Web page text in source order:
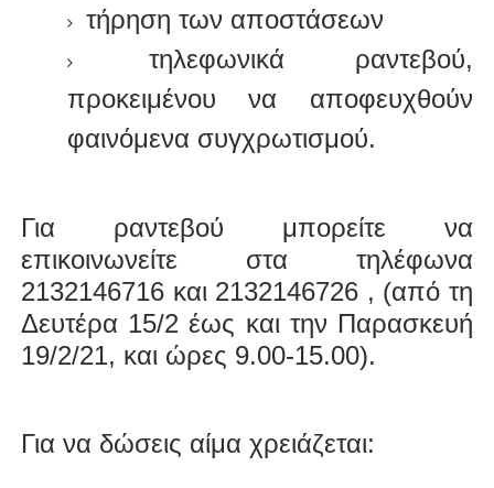
τήρηση των αποστάσεων
τηλεφωνικά ραντεβού,
προκειμένου να αποφευχθούν
φαινόμενα συγχρωτισμού.
Για ραντεβού μπορείτε να
επικοινωνείτε στα τηλέφωνα
2132146716 και 2132146726 , (από τη
Δευτέρα 15/2 έως και την Παρασκευή
19/2/21, και ώρες 9.00-15.00).
Για να δώσεις αίμα χρειάζεται: